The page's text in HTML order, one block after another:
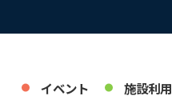
イベント 施設利用